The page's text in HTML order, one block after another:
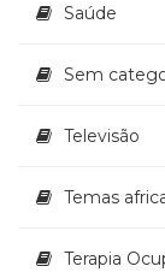
Saúde
Sem
Televisão
Temas
Terapia